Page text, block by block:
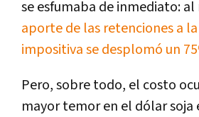
se esfumaba de inmediato: al
aporte de las retenciones a
impositiva se desplomó un
Pero, sobre todo, el costo
mayor temor en el dólar soja